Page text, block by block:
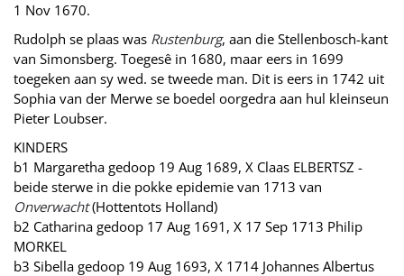
1 Nov 1670.
Rudolph se plaas was Rustenburg, aan die Stellenbosch-kant
van Simonsberg. Toegesê in 1680, maar eers in 1699
toegeken aan sy wed. se tweede man. Dit is eers in 1742 uit
Sophia van der Merwe se boedel oorgedra aan hul kleinseun
Pieter Loubser.
KINDERS
b1 Margaretha gedoop 19 Aug 1689, X Claas ELBERTSZ -
beide sterwe in die pokke epidemie van 1713 van
Onverwacht(Hottentots Holland)
b2 Catharina gedoop 17 Aug 1691, X 17 Sep 1713 Philip
MORKEL
b3 Sibella gedoop 19 Aug 1693, X 1714 Johannes Albertus